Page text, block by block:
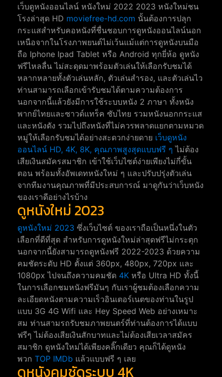
เว็บดูหนังออนไลน์ หนังใหม่ 2022 2023 หนังใหม่ชน
โรงล่าสุด HD moviefree-hd.com นั้นต้องการปลุก
กระแสสำหรับคอหนังที่ชื่นชอบการดูหนังออนไลน์นอก
เหนือจากในโรงภาพยนต์ไม่เว้นแม้แต่การดูหนังบนมือ
ถือ Iphone Ipad Tablet หรือ Android ทุกยี่ห้อ ดูหนัง
ฟรีไหลลื่น ไม่สะดุดมาพร้อมตัวเล่นให้เลือกรับชมได้
หลากหลายทั้งตัวเล่นหลัก, ตัวเล่นสำรอง, และตัวเล่นไว
ท่านสามารถเลือกเข้ารับชมได้ตามความต้องการ
นอกจากนี้แล้วยังมีการใช้ระบบหนัง 2 ภาษา ทั้งหนัง
พากย์ไทยและซาวด์แทร็ค ซับไทย รวมหนังนอกกระแส
และหนังดัง รวมไปถึงหนังที่ไม่ควรพลาดแยกตามหมวด
หมู่ให้เลือกรับชมได้อย่างสะดวกง่ายดาย เว็บดูหนัง
ออนไลน์ HD, 4K, 8K, คุณภาพสูงสุดแบบฟรี ๆ ไม่ต้อง
เสียเงินสมัครสมาชิก เข้าใช้เว็บไซต์ง่ายเพียงไม่กี่ขั้น
ตอน พร้อมทั้งอัพเดทหนังใหม่ ๆ และปรับปรุ่งตัวเล่น
จากทีมงานคุณภาพที่มีประสบการณ์ มาดูกันว่าเว็บหนัง
ของเราดีอย่างไรบ้าง
ดูหนังใหม่ 2023
ดูหนังใหม่ 2023 ซึ่งเว็บไซต์ ของเราถือเป็นหนึ่งในตัว
เลือกที่ดีที่สุด สำหรับการดูหนังใหม่ล่าสุดฟรีไม่กระตุก
นอกจากนี้ยังสามารถดูหนังฟรี 2022-2023 ด้วยความ
คมชัดระดับ HD ตั้งแต่ 360px, 480px, 720px และ
1080px ไปจนถึงความคมชัด 4K หรือ Ultra HD ทั้งนี้
ในการเลือกชมหนังฟรีมันๆ กับเราผู้ชมต้องเลือกความ
ละเอียดหนังตามความเร็วอินเตอร์เนตของท่านในรูป
แบบ 3G 4G Wifi และ Hey Speed Web อย่างเหมาะ
สม ท่านสามรถรับชมภาพยนตร์ที่ท่านต้องการได้แบบ
ฟรีๆ ไม่ต้องเสียเงินสักบาทและไม่ต้องเสียเวลาสมัคร
สมาชิก ดูหนังใหม่ได้เพียงคลิ๊กเดียว คุณก็ได้ดูหนัง
พวก TOP IMDb แล้วแบบฟรี ๆ เลย
ดูหนังคมชัดระบบ 4K